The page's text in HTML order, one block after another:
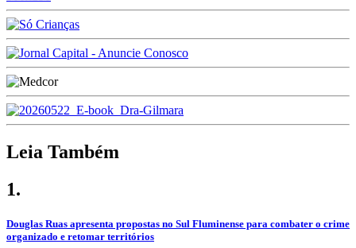
Leia Também
1.
Douglas Ruas apresenta propostas no Sul Fluminense para combater o crime
organizado e retomar territórios